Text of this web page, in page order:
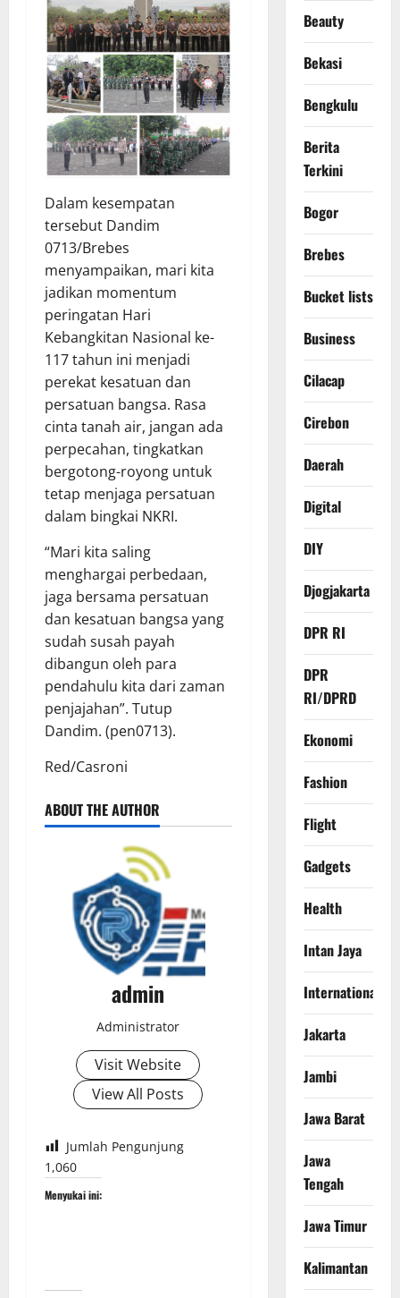
Dalam kesempatan
tersebut Dandim
0713/Brebes
menyampaikan, mari kita
jadikan momentum
peringatan Hari
Kebangkitan Nasional ke-
117 tahun ini menjadi
perekat kesatuan dan
persatuan bangsa. Rasa
cinta tanah air, jangan ada
perpecahan, tingkatkan
bergotong-royong untuk
tetap menjaga persatuan
dalam bingkai NKRI.
“Mari kita saling
menghargai perbedaan,
jaga bersama persatuan
dan kesatuan bangsa yang
sudah susah payah
dibangun oleh para
pendahulu kita dari zaman
penjajahan”. Tutup
Dandim. (pen0713).
Red/Casroni
ABOUT THE AUTHOR
admin
Administrator
Visit Website
View All Posts
Jumlah Pengunjung
1,060
Menyukai ini:
Beauty
Bekasi
Bengkulu
Berita
Terkini
Bogor
Brebes
Bucket lists
Business
Cilacap
Cirebon
Daerah
Digital
DIY
Djogjakarta
DPR RI
DPR
RI/DPRD
Ekonomi
Fashion
Flight
Gadgets
Health
Intan Jaya
International
Jakarta
Jambi
Jawa Barat
Jawa
Tengah
Jawa Timur
Kalimantan